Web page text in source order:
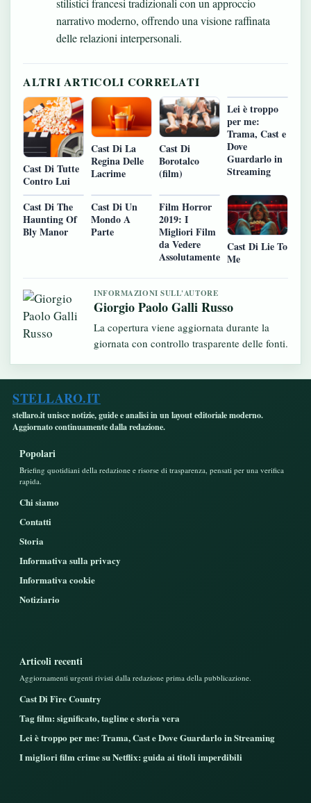
narrativo moderno, offrendo una visione raffinata
delle relazioni interpersonali.
ALTRI ARTICOLI CORRELATI
Cast Di Tutte
Contro Lui
Cast Di La
Regina Delle
Lacrime
Cast Di
Borotalco
(film)
Lei è troppo
per me:
Trama, Cast e
Dove
Guardarlo in
Streaming
Cast Di The
Haunting Of
Bly Manor
Cast Di Un
Mondo A
Parte
Film Horror
2019: I
Migliori Film
da Vedere
Assolutamente
Cast Di Lie To
Me
INFORMAZIONI SULL'AUTORE
Giorgio Paolo Galli Russo
La copertura viene aggiornata durante la
giornata con controllo trasparente delle fonti.
STELLARO.IT
stellaro.it unisce notizie, guide e analisi in un layout editoriale moderno.
Aggiornato continuamente dalla redazione.
Popolari
Briefing quotidiani della redazione e risorse di trasparenza, pensati per una verifica
rapida.
Chi siamo
Contatti
Storia
Informativa sulla privacy
Informativa cookie
Notiziario
Articoli recenti
Aggiornamenti urgenti rivisti dalla redazione prima della pubblicazione.
Cast Di Fire Country
Tag film: significato, tagline e storia vera
Lei è troppo per me: Trama, Cast e Dove Guardarlo in Streaming
I migliori film crime su Netflix: guida ai titoli imperdibili